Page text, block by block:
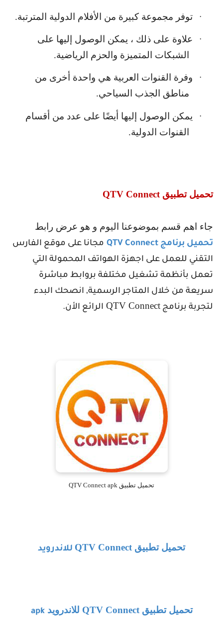
· توفر مجموعة كبيرة من الأفلام الدولية المترتبة.
·
علاوة على ذلك ، يمكن الوصول إليها على
الشبكات المتميزة والحزم الرياضية.
·
وفرة القنوات العربية هي واحدة أخرى من
مناطق الجذب السياحي.
·
يمكن الوصول إليها أيضًا على عدد من أقسام
القنوات الدولية.
تحميل تطبيق QTV Connect
جاء اهم قسم بموضوعنا اليوم و هو عرض رابط
تحميل برنامج QTV Connect مجانا على موقع الفارس
التقني للعمل على اجهزة الهواتف المحمولة التي
تعمل بأنظمة تشغيل مختلفة بروابط مباشرة
سريعة من خلال المتاجر الرسمية, انصحك البدء
لتجربة برنامج QTV Connect الرائع الأن.
تحميل تطبيق QTV Connect apk
تحميل تطبيق QTV Connect للاندرويد
تحميل تطبيقQTV Connect للاندرويدapk